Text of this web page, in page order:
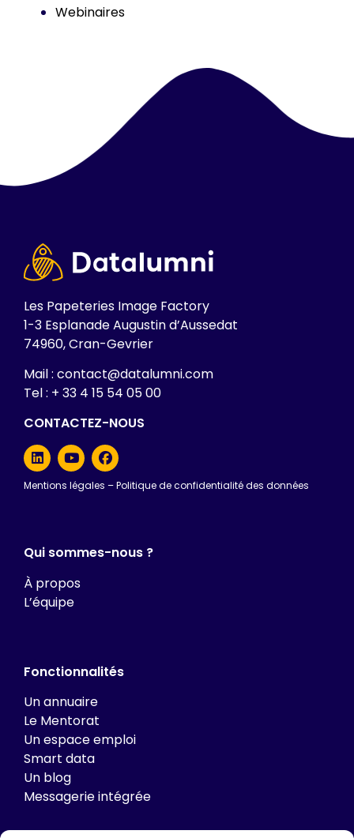
Webinaires
Les Papeteries Image Factory
1-3 Esplanade Augustin d’Aussedat
74960, Cran-Gevrier
Mail : contact@datalumni.com
Tel : + 33 4 15 54 05 00
CONTACTEZ-NOUS
Mentions légales –Politique de confidentialité des données
Qui sommes-nous ?
À propos
L’équipe
Fonctionnalités
Un annuaire
Le Mentorat
Un espace emploi
Smart data
Un blog
Messagerie intégrée